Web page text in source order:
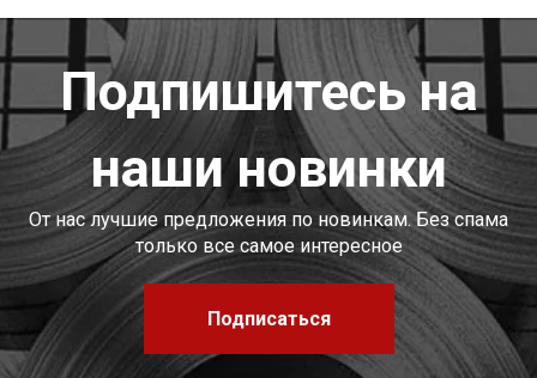
Подпишитесь на
наши новинки
От нас лучшие предложения по новинкам. Без спама
только все самое интересное
Подписаться